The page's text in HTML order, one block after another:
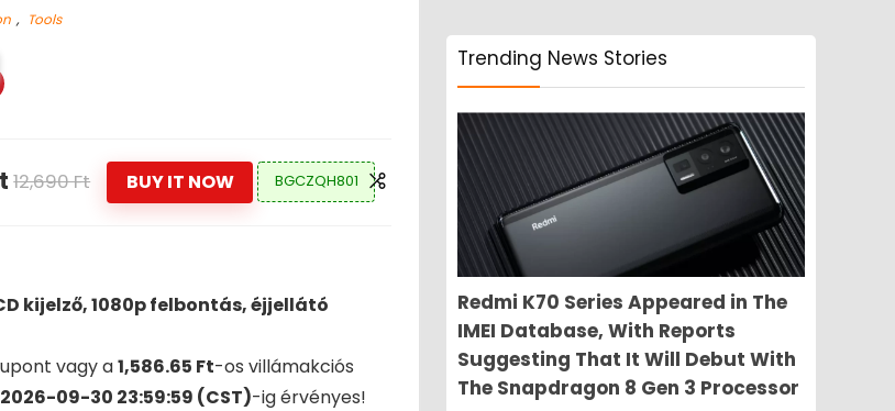
, Tools
12,690 Ft BUY IT NOW BGCZQH801
kijelző, 1080p felbontás, éjjellátó
vagy a1,586.65 Ft-os villámakciós
2026-09-30 23:59:59 (CST)-ig érvényes!
Trending News Stories
Redmi K70 Series Appeared in The
IMEI Database, With Reports
Suggesting That It Will Debut With
The Snapdragon 8 Gen 3 Processor